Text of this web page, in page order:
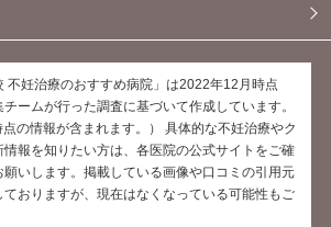
不妊治療のおすすめ病院」は2022年12月時点
ームが行った調査に基づいて作成しています。
点の情報が含まれます。） 具体的な不妊治療やク
情報を知りたい方は、各医院の公式サイトをご確
いします。掲載している画像や口コミの引用元
おりますが、現在はなくなっている可能性もご